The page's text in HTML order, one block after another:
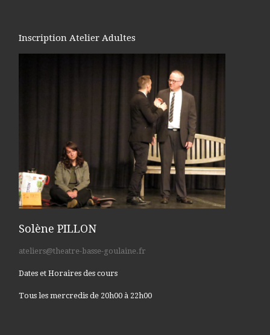
Inscription Atelier Adultes
Solène PILLON
ateliers@theatre-basse-goulaine.fr
Dates et Horaires des cours
Tous les mercredis de 20h00 à 22h00